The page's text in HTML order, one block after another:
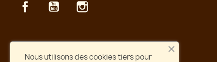
Facebook YouTube
Paiement et site web sécurisés
Nous utilisons des cookies tiers pour